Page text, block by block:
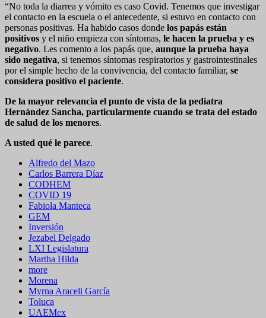
“No toda la diarrea y vómito es caso Covid. Tenemos que investigar
el contacto en la escuela o el antecedente, si estuvo en contacto con
personas positivas. Ha habido casos donde los papás están
positivos y el niño empieza con síntomas, le hacen la prueba y es
negativo. Les comento a los papás que, aunque la prueba haya
sido negativa, si tenemos síntomas respiratorios y gastrointestinales
por el simple hecho de la convivencia, del contacto familiar, se
considera positivo el paciente.
De la mayor relevancia el punto de vista de la pediatra
Hernández Sancha, particularmente cuando se trata del estado
de salud de los menores.
A usted qué le parece.
Alfredo del Mazo
Carlos Barrera Díaz
CODHEM
COVID 19
Fabiola Manteca
GEM
Inversión
Jezabel Delgado
LXI Legislatura
Martha Hilda
more
Morena
Myrna Araceli García
Toluca
UAEMex